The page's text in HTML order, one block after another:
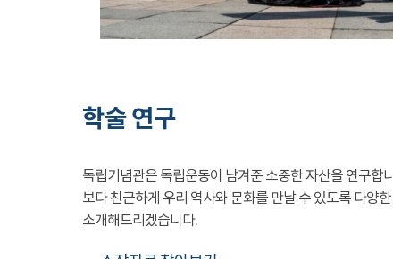
학술 연구
독립기념관은 독립운동이 남겨준 소중한 자산을 연구합
보다 친근하게 우리 역사와 문화를 만날 수 있도록 다양
소개해드리겠습니다.